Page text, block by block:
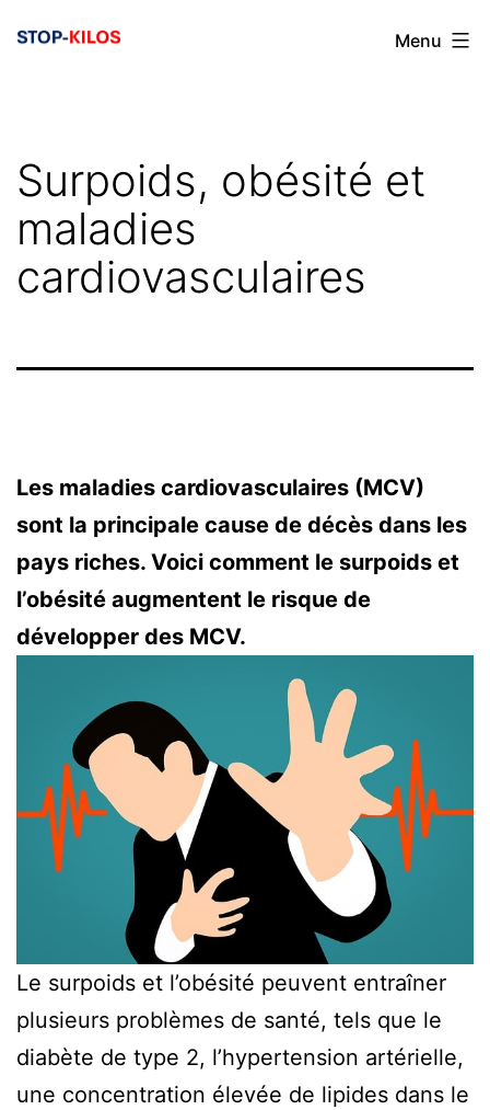
Menu
Surpoids, obésité et
maladies
cardiovasculaires
Les maladies cardiovasculaires (MCV)
sont la principale cause de décès dans les
pays riches. Voici comment le surpoids et
l’obésité augmentent le risque de
développer des MCV.
Le surpoids et l’obésité peuvent entraîner
plusieurs problèmes de santé, tels que le
diabète de type 2, l’hypertension artérielle,
une concentration élevée de lipides dans le